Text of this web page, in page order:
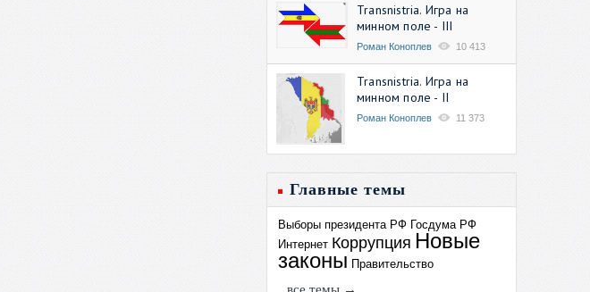
Transnistria. Игра на
минном поле - III
Роман Коноплев 10 413
Transnistria. Игра на
минном поле - II
Роман Коноплев 11 373
Главные темы
Выборы президента РФ Госдума РФ
Интернет Коррупция Новые
законы Правительство
все темы →